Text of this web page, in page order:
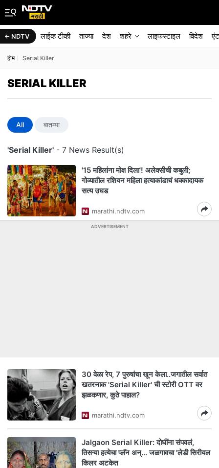
NDTV लाईव्ह टीव्ही ताज्या देश शहरे लाइफस्टाइल विदेश
होम Serial Killer
SERIAL KILLER
All बातम्या
'Serial Killer' - 7 News Result(s)
'15 महिलांना मोक्ष दिला'! अलेक्सीची कबुली;
गोव्यातील रशियन महिला हत्याकांडाचं धक्कादायक
सत्य उघड
marathi.ndtv.com
ADVERTISEMENT
30 वेळा रेप, 7 पुरुषांचा खून केला..जगातील सर्वात
खतरनाक 'Serial Killer' ची स्टोरी OTT वर
झळकणार, कुठे पाहाल?
marathi.ndtv.com
Jalgaon Serial Killer: दोघींना संपवलं,
तिसऱ्या हत्येचा प्लॅन अन्... जळगावचा 'लेडी सिरीयल
किलर अटकेत